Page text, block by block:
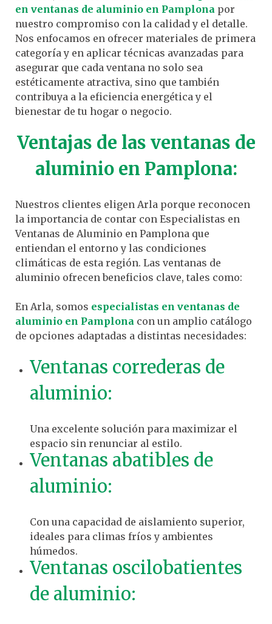
en ventanas de aluminio en Pamplona por
nuestro compromiso con la calidad y el detalle.
Nos enfocamos en ofrecer materiales de primera
categoría y en aplicar técnicas avanzadas para
asegurar que cada ventana no solo sea
estéticamente atractiva, sino que también
contribuya a la eficiencia energética y el
bienestar de tu hogar o negocio.
Ventajas de las ventanas de
aluminio en Pamplona:
Nuestros clientes eligen Arla porque reconocen
la importancia de contar con Especialistas en
Ventanas de Aluminio en Pamplona que
entiendan el entorno y las condiciones
climáticas de esta región. Las ventanas de
aluminio ofrecen beneficios clave, tales como:
En Arla, somos especialistas en ventanas de
aluminio en Pamplona con un amplio catálogo
de opciones adaptadas a distintas necesidades:
Ventanas correderas de
aluminio:
Una excelente solución para maximizar el
espacio sin renunciar al estilo.
Ventanas abatibles de
aluminio:
Con una capacidad de aislamiento superior,
ideales para climas fríos y ambientes
húmedos.
Ventanas oscilobatientes
de aluminio: